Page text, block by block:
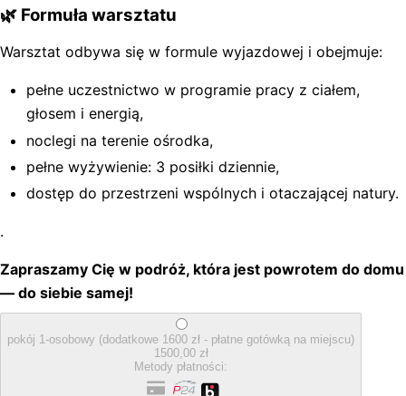
🌿 Formuła warsztatu
Warsztat odbywa się w formule wyjazdowej i obejmuje:
pełne uczestnictwo w programie pracy z ciałem,
głosem i energią,
noclegi na terenie ośrodka,
pełne wyżywienie: 3 posiłki dziennie,
dostęp do przestrzeni wspólnych i otaczającej natury.
.
Zapraszamy Cię w podróż, która jest powrotem do domu
— do siebie samej!
pokój 1-osobowy (dodatkowe 1600 zł - płatne gotówką na miejscu)
1500,00 zł
Metody płatności: